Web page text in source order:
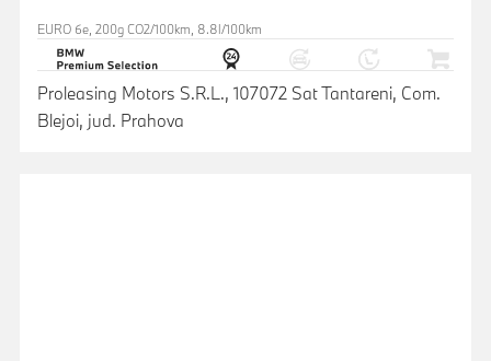
EURO 6e, 200g CO2/100km, 8.8l/100km
Proleasing Motors S.R.L., 107072 Sat Tantareni, Com.
Blejoi, jud. Prahova